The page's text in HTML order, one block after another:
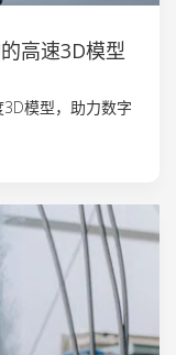
高速3D模型
模型，助力数字